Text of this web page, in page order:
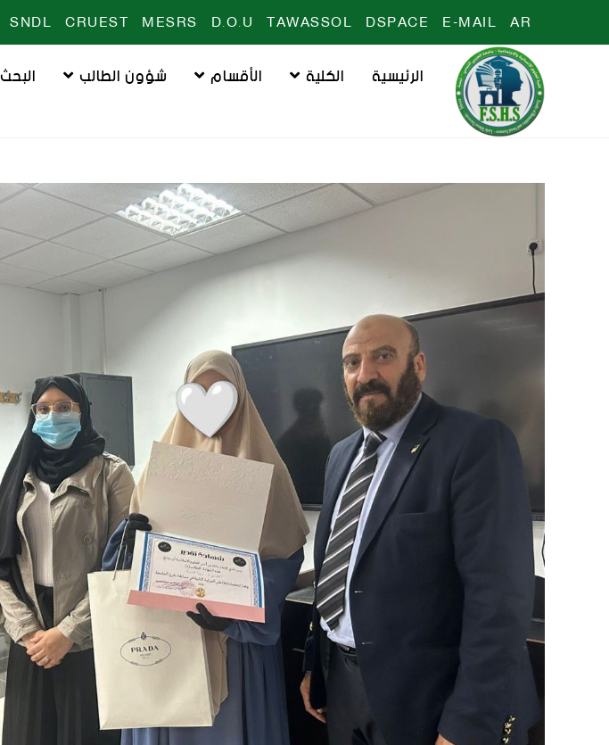
AR
E-MAIL
DSPACE
TAWASSOL
D.O.U
MESRS
CRUEST
SNDL
الرئيسية الكلية الأقسام شؤون الطالب البحث